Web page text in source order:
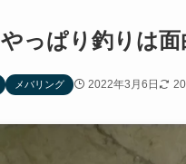
やっぱり釣りは面
メバリング 2022年3月6日